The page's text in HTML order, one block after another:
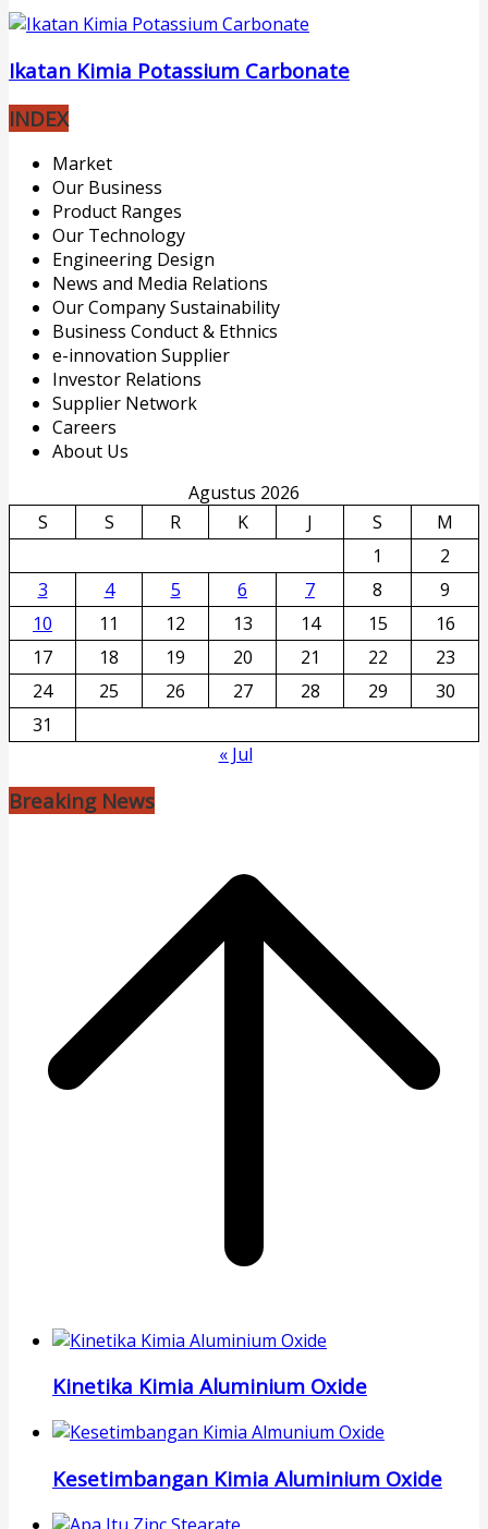
Ikatan Kimia Potassium Carbonate
INDEX
Market
Our Business
Product Ranges
Our Technology
Engineering Design
News and Media Relations
Our Company Sustainability
Business Conduct & Ethnics
e-innovation Supplier
Investor Relations
Supplier Network
Careers
About Us
Agustus 2026
S
S R K J S
M
1
2
3
4 5 6 7 8
9
10
11 12 13 14 15
16
17
18 19 20 21 22
23
24
25 26 27 28 29
30
31
« Jul
Breaking News
Kinetika Kimia Aluminium Oxide
Kesetimbangan Kimia Aluminium Oxide